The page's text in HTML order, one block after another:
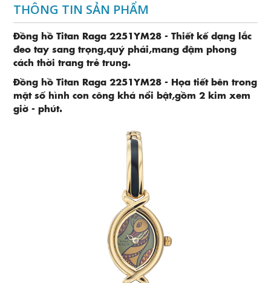
THÔNG TIN SẢN PHẨM
Đồng hồ Titan Raga 2251YM28 - Thiết kế dạng lắc
đeo tay sang trọng,quý phái,mang đậm phong
cách thời trang trẻ trung.
Đồng hồ Titan Raga 2251YM28 - Họa tiết bên trong
mặt số hình con công khá nổi bật,gồm 2 kim xem
giờ - phút.